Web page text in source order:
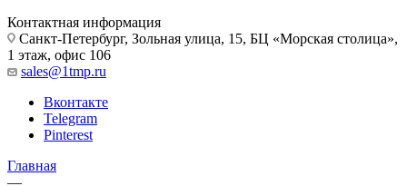
Контактная информация
Санкт-Петербург, Зольная улица, 15, БЦ «Морская столица»,
1 этаж, офис 106
sales@1tmp.ru
Вконтакте
Telegram
Pinterest
Главная
—